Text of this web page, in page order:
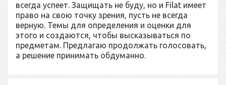
всегда успеет. Защищать не буду, но и Filat имеет
право на свою точку зрения, пусть не всегда
верную. Темы для определения и оценки для
этого и создаются, чтобы высказываться по
предметам. Предлагаю продолжать голосовать,
а решение принимать обдуманно.